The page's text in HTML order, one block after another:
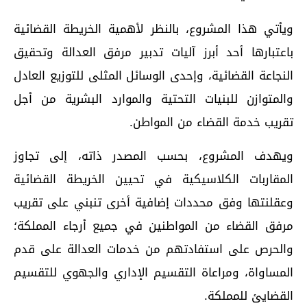
ويأتي هذا المشروع، بالنظر لأهمية الخريطة القضائية
باعتبارها أحد أبرز آليات تدبير مرفق العدالة وتحقيق
النجاعة القضائية، وإحدى الوسائل المثلى للتوزيع العادل
والمتوازن للبنيات التحتية والموارد البشرية من أجل
تقريب خدمة القضاء من المواطن.
ويهدف المشروع، بحسب المصدر ذاته، إلى تجاوز
المقاربات الكلاسيكية في تحيين الخريطة القضائية
وعقلنتها وفق محددات إضافية أخرى تنبني على تقريب
مرفق القضاء من المواطنين في جميع أرجاء المملكة؛
والحرص على استفادتهم من خدمات العدالة على قدم
المساواة، ومراعاة التقسيم الإداري والجهوي للتقسيم
القضايئ للمملكة.